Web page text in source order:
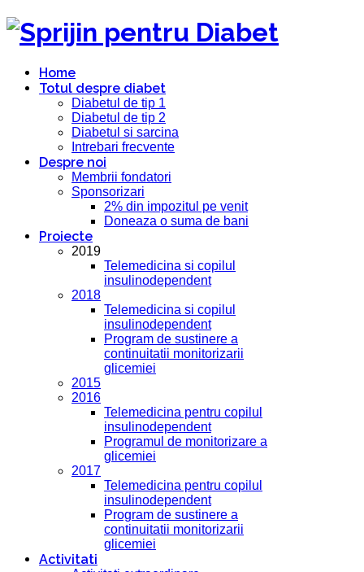
Home
Totul despre diabet
Diabetul de tip 1
Diabetul de tip 2
Diabetul si sarcina
Intrebari frecvente
Despre noi
Membrii fondatori
Sponsorizari
2% din impozitul pe venit
Doneaza o suma de bani
Proiecte
2019
Telemedicina si copilul
insulinodependent
2018
Telemedicina si copilul
insulinodependent
Program de sustinere a
continuitatii monitorizarii
glicemiei
2015
2016
Telemedicina pentru copilul
insulinodependent
Programul de monitorizare a
glicemiei
2017
Telemedicina pentru copilul
insulinodependent
Program de sustinere a
continuitatii monitorizarii
glicemiei
Activitati